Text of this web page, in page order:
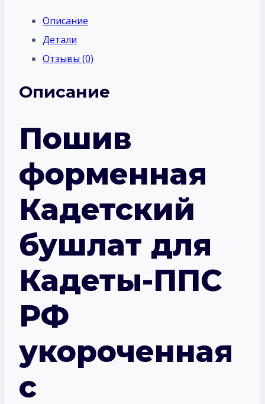
Описание
Детали
Отзывы (0)
Описание
Пошив
форменная
Кадетский
бушлат для
Кадеты-ППС
РФ
укороченная
с